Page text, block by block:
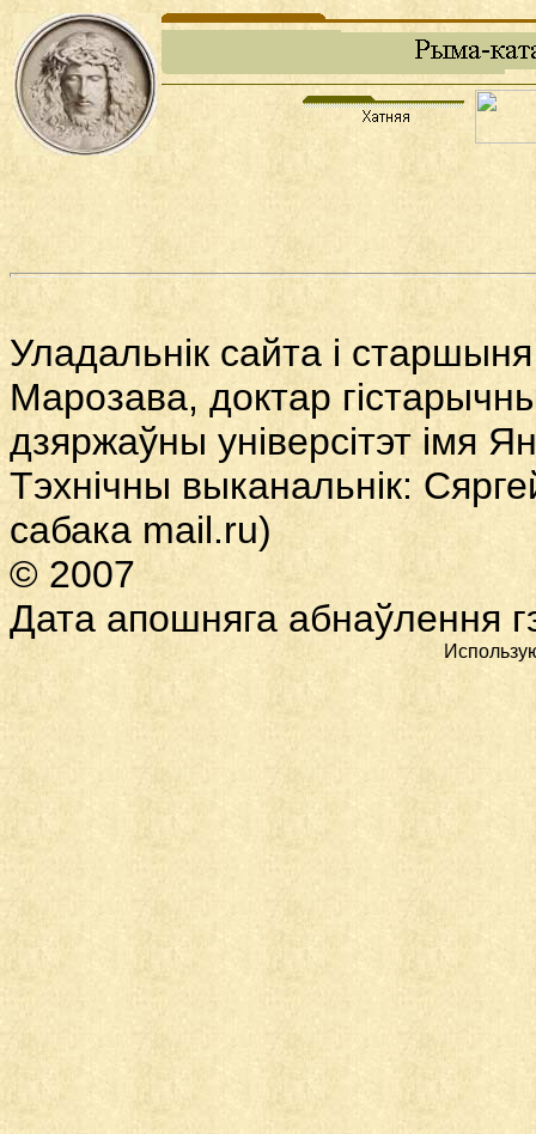
Уладальнік сайта і
Марозава, доктар
дзяржаўны універсітэт імя
Тэхнічны выканальнік:
сабака mail.ru)
© 2007
Дата апошняга абнаўлення